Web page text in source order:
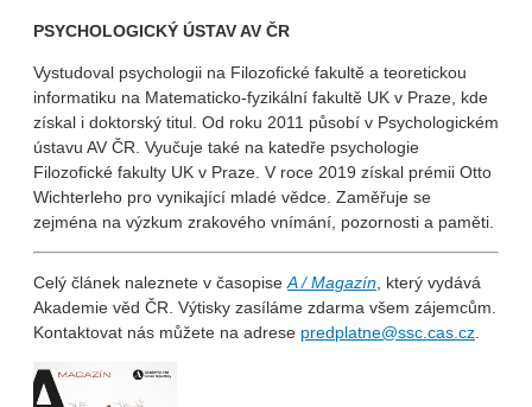
PSYCHOLOGICKÝ ÚSTAV AV ČR
Vystudoval psychologii na Filozofické fakultě a teoretickou
informatiku na Matematicko-fyzikální fakultě UK v Praze, kde
získal i doktorský titul. Od roku 2011 působí v Psychologickém
ústavu AV ČR. Vyučuje také na katedře psychologie
Filozofické fakulty UK v Praze. V roce 2019 získal prémii Otto
Wichterleho pro vynikající mladé vědce. Zaměřuje se
zejména na výzkum zrakového vnímání, pozornosti a paměti.
Celý článek naleznete v časopise A / Magazín , který vydává
Akademie věd ČR. Výtisky zasíláme zdarma všem zájemcům.
Kontaktovat nás můžete na adrese predplatne@ssc.cas.cz